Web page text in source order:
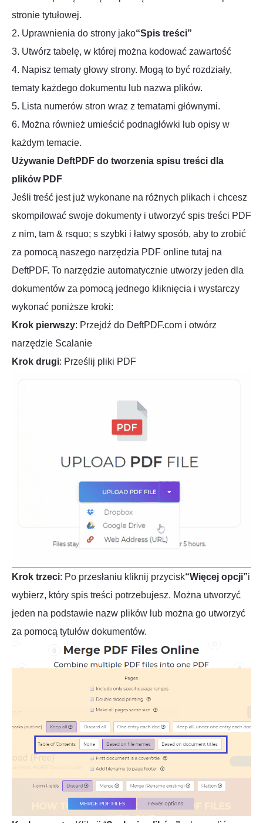
stronie tytułowej.
2. Uprawnienia do strony jako“Spis treści”
3. Utwórz tabelę, w której można kodować zawartość
4. Napisz tematy głowy strony. Mogą to być rozdziały,
tematy każdego dokumentu lub nazwa plików.
5. Lista numerów stron wraz z tematami głównymi.
6. Można również umieścić podnagłówki lub opisy w
każdym temacie.
Używanie DeftPDF do tworzenia spisu treści dla
plików PDF
Jeśli treść jest już wykonane na różnych plikach i chcesz
skompilować swoje dokumenty i utworzyć spis treści PDF
z nim, tam & rsquo; s szybki i łatwy sposób, aby to zrobić
za pomocą naszego narzędzia PDF online tutaj na
DeftPDF. To narzędzie automatycznie utworzy jeden dla
dokumentów za pomocą jednego kliknięcia i wystarczy
wykonać poniższe kroki:
Krok pierwszy: Przejdź do DeftPDF.com i otwórz
narzędzie Scalanie
Krok drugi: Prześlij pliki PDF
Krok trzeci: Po przesłaniu kliknij przycisk“Więcej opcji”i
wybierz, który spis treści potrzebujesz. Można utworzyć
jeden na podstawie nazw plików lub można go utworzyć
za pomocą tytułów dokumentów.